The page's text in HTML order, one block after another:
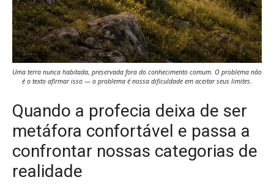
Uma terra nunca habitada, preservada fora do conhecimento comum. O problema não
é o texto afirmar isso — o problema é nossa dificuldade em aceitar seus limites.
Quando a profecia deixa de ser
metáfora confortável e passa a
confrontar nossas categorias de
realidade